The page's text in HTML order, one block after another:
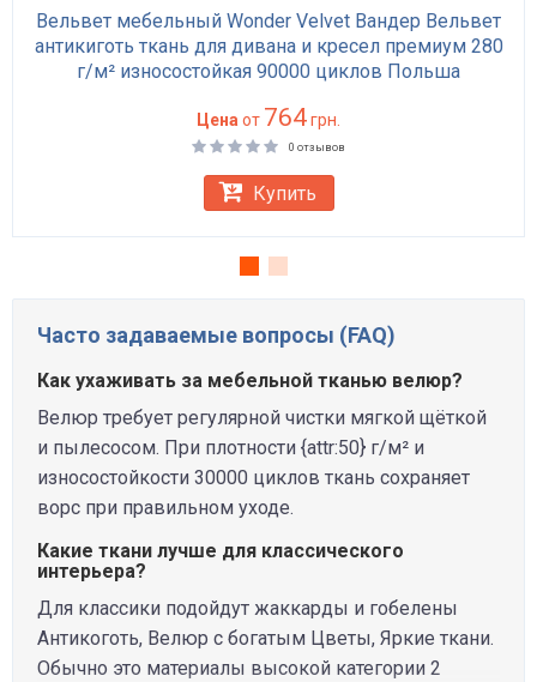
Вельвет мебельный Wonder Velvet Вандер Вельвет
антикиготь ткань для дивана и кресел премиум 280
г/м² износостойкая 90000 циклов Польша
Цена от 764грн.
0 отзывов
Купить
Часто задаваемые вопросы (FAQ)
Как ухаживать за мебельной тканью велюр?
Велюр требует регулярной чистки мягкой щёткой
и пылесосом. При плотности {attr:50} г/м² и
износостойкости 30000 циклов ткань сохраняет
ворс при правильном уходе.
Какие ткани лучше для классического
интерьера?
Для классики подойдут жаккарды и гобелены
Антикоготь, Велюр с богатым Цветы, Яркие ткани.
Обычно это материалы высокой категории 2